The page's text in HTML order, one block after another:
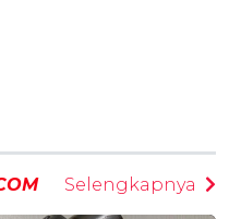
Selengkapnya